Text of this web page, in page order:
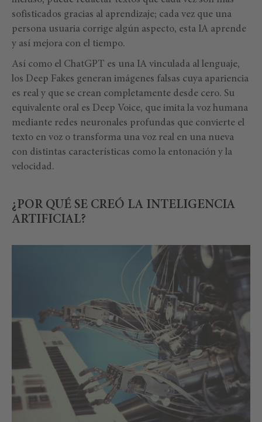
sofisticados gracias al aprendizaje; cada vez que una
persona usuaria corrige algún aspecto, esta IA aprende
y así mejora con el tiempo.
Así como el ChatGPT es una IA vinculada al lenguaje,
los Deep Fakes generan imágenes falsas cuya apariencia
es real y que se crean completamente desde cero. Su
equivalente oral es Deep Voice, que imita la voz humana
mediante redes neuronales profundas que convierte el
texto en voz o transforma una voz real en una nueva
con distintas características como la entonación y la
velocidad.
¿POR QUÉ SE CREÓ LA INTELIGENCIA
ARTIFICIAL?